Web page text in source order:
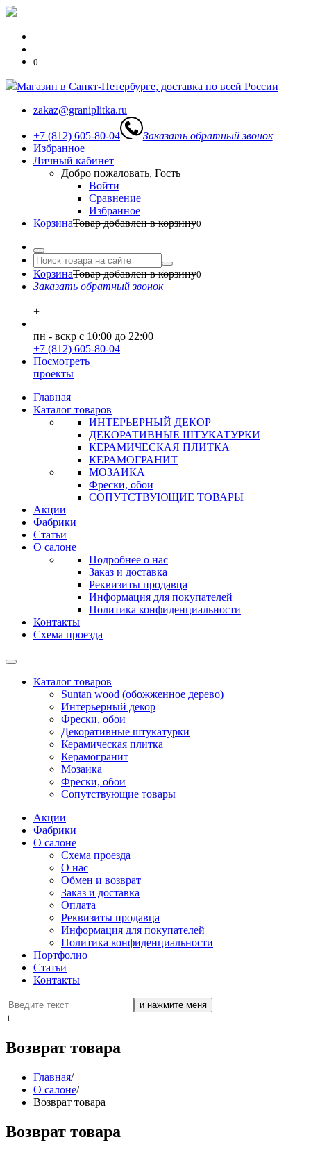
0
Магазин в Санкт-Петербурге, доставка по всей России
zakaz@graniplitka.ru
+7 (812) 605-80-04
Заказать обратный звонок
Избранное
Личный кабинет
Добро пожаловать, Гость
Войти
Сравнение
Избранное
КорзинаТовар добавлен в корзину0
КорзинаТовар добавлен в корзину0
Заказать обратный звонок
+
пн - вскр с 10:00 до 22:00
+7 (812) 605-80-04
Посмотреть
проекты
Главная
Каталог товаров
ИНТЕРЬЕРНЫЙ ДЕКОР
ДЕКОРАТИВНЫЕ ШТУКАТУРКИ
КЕРАМИЧЕСКАЯ ПЛИТКА
КЕРАМОГРАНИТ
МОЗАИКА
Фрески, обои
СОПУТСТВУЮЩИЕ ТОВАРЫ
Акции
Фабрики
Статьи
О салоне
Подробнее о нас
Заказ и доставка
Реквизиты продавца
Информация для покупателей
Политика конфиденциальности
Контакты
Схема проезда
Каталог товаров
Suntan wood (обожженное дерево)
Интерьерный декор
Фрески, обои
Декоративные штукатурки
Керамическая плитка
Керамогранит
Мозаика
Фрески, обои
Сопутствующие товары
Акции
Фабрики
О салоне
Схема проезда
О нас
Обмен и возврат
Заказ и доставка
Оплата
Реквизиты продавца
Информация для покупателей
Политика конфиденциальности
Портфолио
Статьи
Контакты
+
Возврат товара
Главная/
О салоне/
Возврат товара
Возврат товара